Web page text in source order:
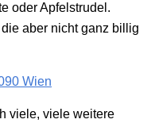
oder Apfelstrudel.
aber nicht ganz billig
Wien
viele, viele weitere